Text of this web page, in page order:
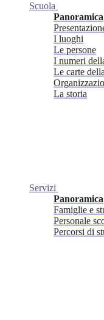
Scuola
Panoramica
I luoghi
Le persone
I numeri
Le carte
La storia
Servizi
Panoramica
Famiglie e
Personale
Percorsi di